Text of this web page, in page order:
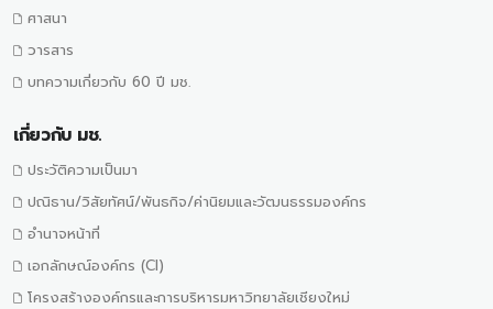
ศาสนา
วารสาร
บทความเกี่ยวกับ 60 ปี มช.
เกี่ยวกับ มช.
ประวัติความเป็นมา
ปณิธาน/วิสัยทัศน์/พันธกิจ/ค่านิยมและวัฒนธรรมองค์กร
อำนาจหน้าที่
เอกลักษณ์องค์กร (CI)
โครงสร้างองค์กรและการบริหารมหาวิทยาลัยเชียงใหม่